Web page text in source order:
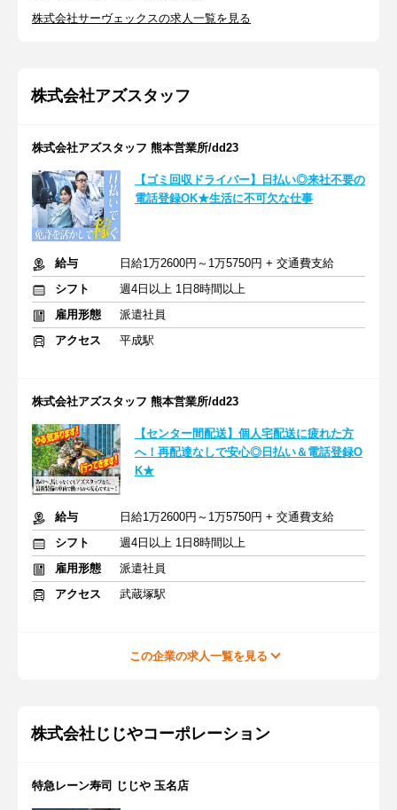
株式会社サーヴェックスの求人一覧を見る
株式会社アズスタッフ
株式会社アズスタッフ 熊本営業所/dd23
【ゴミ回収ドライバー】日払い◎来社不要の
電話登録OK★生活に不可欠な仕事
給与
日給1万2600円～1万5750円 + 交通費支給
シフト
週4日以上 1日8時間以上
雇用形態
派遣社員
アクセス
平成駅
株式会社アズスタッフ 熊本営業所/dd23
【センター間配送】個人宅配送に疲れた方
へ！再配達なしで安心◎日払い＆電話登録O
K★
給与
日給1万2600円～1万5750円 + 交通費支給
シフト
週4日以上 1日8時間以上
雇用形態
派遣社員
アクセス
武蔵塚駅
この企業の求人一覧を見る
株式会社じじやコーポレーション
特急レーン寿司 じじや 玉名店